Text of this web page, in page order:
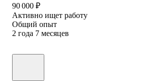
90 000 ₽
Активно ищет работу
Общий опыт
2 года 7 месяцев